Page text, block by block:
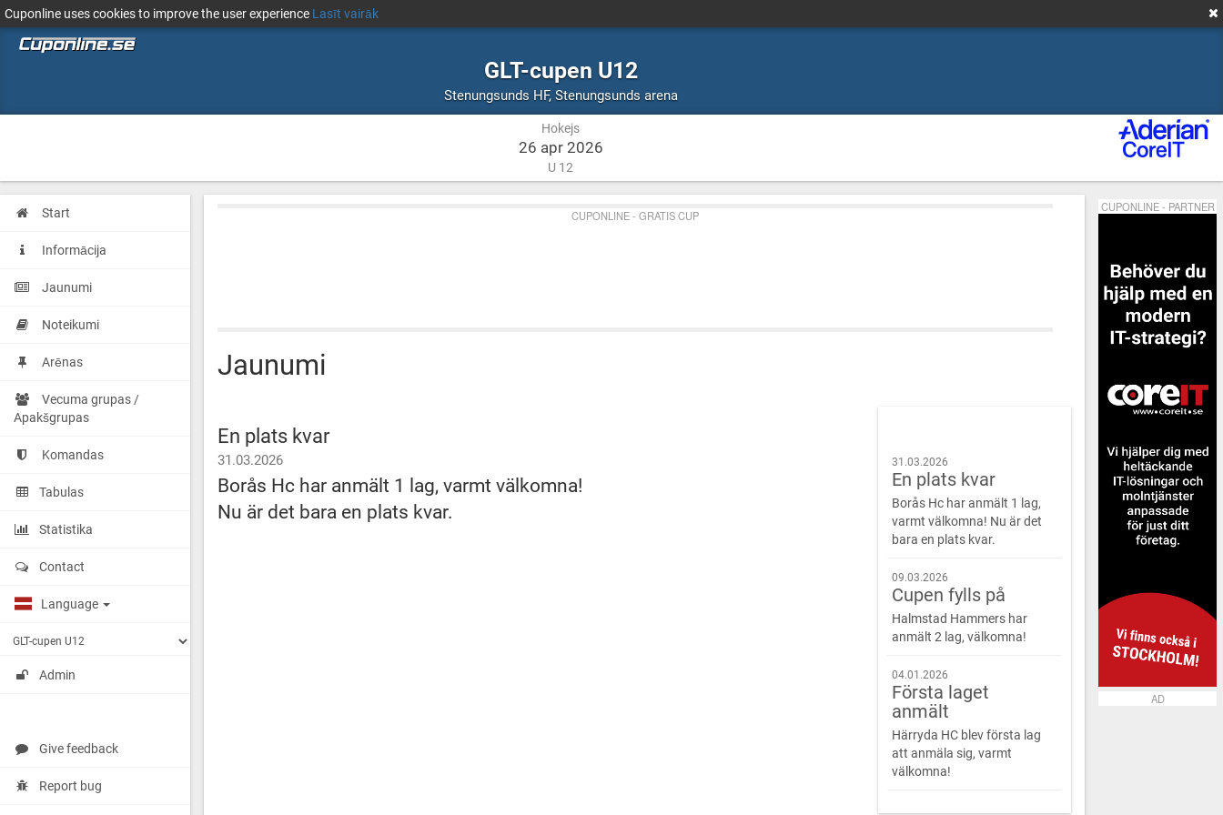
Cuponline uses cookies to improve the user experience Lasīt vairāk
GLT-cupen U12
Stenungsunds HF, Hokejs
Stenungsunds arenaStenungsunds
arena
Hokejs
26 apr 2026
U 12
Start
Informācija
Jaunumi
Noteikumi
Arēnas
Vecuma grupas /
Apakšgrupas
Komandas
Tabulas
Statistika
Contact
Language
Admin
Give feedback
Report bug
CUPONLINE - GRATIS CUP
Jaunumi
En plats kvar
31.03.2026
Borås Hc har anmält 1 lag, varmt välkomna!
Nu är det bara en plats kvar.
31.03.2026
En plats kvar
Borås Hc har anmält 1 lag,
varmt välkomna! Nu är det
bara en plats kvar.
09.03.2026
Cupen fylls på
Halmstad Hammers har
anmält 2 lag, välkomna!
04.01.2026
Första laget
anmält
Härryda HC blev första lag
att anmäla sig, varmt
välkomna!
CUPONLINE - PARTNER
AD